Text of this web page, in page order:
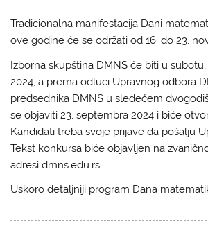
Tradicionalna manifestacija Dani
ove godine će se održati od 16. do 23.
Izborna skupština DMNS će biti u
2024, a prema odluci Upravnog odbora
predsednika DMNS u sledećem
se objaviti 23. septembra 2024 i biće
Kandidati treba svoje prijave da pošalju
Tekst konkursa biće objavljen na
adresi dmns.edu.rs.
Uskoro detaljniji program Dana